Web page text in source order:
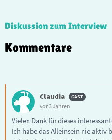
Diskussion zum Interview
Kommentare
Claudia
vor 3 Jahren
Vielen Dank für dieses
Ich habe das Alleinsein nie aktiv